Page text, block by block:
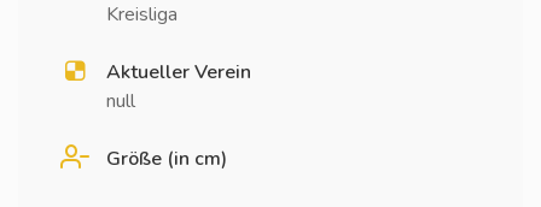
Kreisliga
Aktueller Verein
null
Größe (in cm)